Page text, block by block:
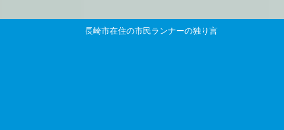
長崎市在住の市民ランナーの独り言